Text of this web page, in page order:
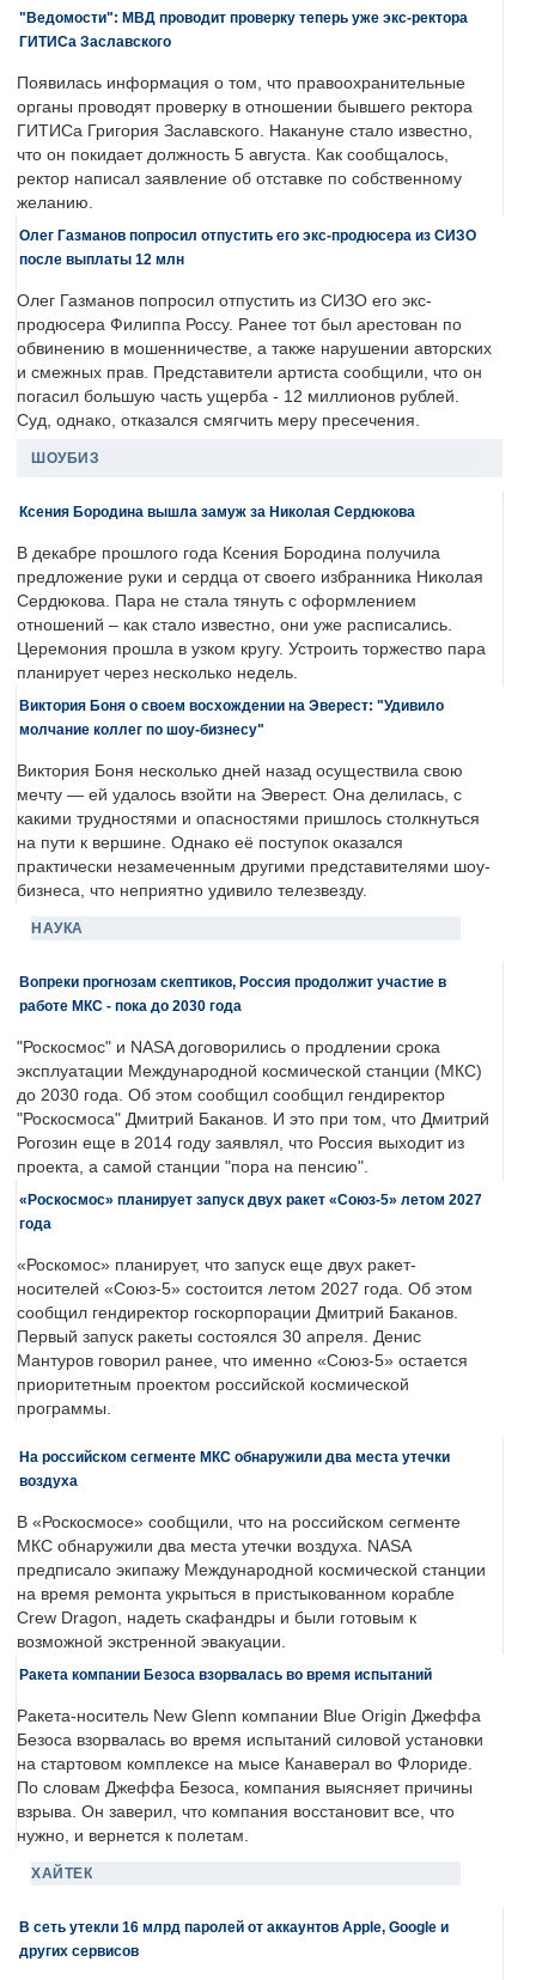
"Ведомости": МВД проводит проверку теперь уже экс-ректора
ГИТИСа Заславского
Появилась информация о том, что правоохранительные
органы проводят проверку в отношении бывшего ректора
ГИТИСа Григория Заславского. Накануне стало известно,
что он покидает должность 5 августа. Как сообщалось,
ректор написал заявление об отставке по собственному
желанию.
Олег Газманов попросил отпустить его экс-продюсера из СИЗО
после выплаты 12 млн
Олег Газманов попросил отпустить из СИЗО его экс-
продюсера Филиппа Россу. Ранее тот был арестован по
обвинению в мошенничестве, а также нарушении авторских
и смежных прав. Представители артиста сообщили, что он
погасил большую часть ущерба - 12 миллионов рублей.
Суд, однако, отказался смягчить меру пресечения.
ШОУБИЗ
Ксения Бородина вышла замуж за Николая Сердюкова
В декабре прошлого года Ксения Бородина получила
предложение руки и сердца от своего избранника Николая
Сердюкова. Пара не стала тянуть с оформлением
отношений – как стало известно, они уже расписались.
Церемония прошла в узком кругу. Устроить торжество пара
планирует через несколько недель.
Виктория Боня о своем восхождении на Эверест: "Удивило
молчание коллег по шоу-бизнесу"
Виктория Боня несколько дней назад осуществила свою
мечту — ей удалось взойти на Эверест. Она делилась, с
какими трудностями и опасностями пришлось столкнуться
на пути к вершине. Однако её поступок оказался
практически незамеченным другими представителями шоу-
бизнеса, что неприятно удивило телезвезду.
НАУКА
Вопреки прогнозам скептиков, Россия продолжит участие в
работе МКС - пока до 2030 года
"Роскосмос" и NASA договорились о продлении срока
эксплуатации Международной космической станции (МКС)
до 2030 года. Об этом сообщил сообщил гендиректор
"Роскосмоса" Дмитрий Баканов. И это при том, что Дмитрий
Рогозин еще в 2014 году заявлял, что Россия выходит из
проекта, а самой станции "пора на пенсию".
«Роскосмос» планирует запуск двух ракет «Союз-5» летом 2027
года
«Роскомос» планирует, что запуск еще двух ракет-
носителей «Союз-5» состоится летом 2027 года. Об этом
сообщил гендиректор госкорпорации Дмитрий Баканов.
Первый запуск ракеты состоялся 30 апреля. Денис
Мантуров говорил ранее, что именно «Союз-5» остается
приоритетным проектом российской космической
программы.
На российском сегменте МКС обнаружили два места утечки
воздуха
В «Роскосмосе» сообщили, что на российском сегменте
МКС обнаружили два места утечки воздуха. NASA
предписало экипажу Международной космической станции
на время ремонта укрыться в пристыкованном корабле
Crew Dragon, надеть скафандры и были готовым к
возможной экстренной эвакуации.
Ракета компании Безоса взорвалась во время испытаний
Ракета-носитель New Glenn компании Blue Origin Джеффа
Безоса взорвалась во время испытаний силовой установки
на стартовом комплексе на мысе Канаверал во Флориде.
По словам Джеффа Безоса, компания выясняет причины
взрыва. Он заверил, что компания восстановит все, что
нужно, и вернется к полетам.
ХАЙТЕК
В сеть утекли 16 млрд паролей от аккаунтов Apple, Google и
других сервисов